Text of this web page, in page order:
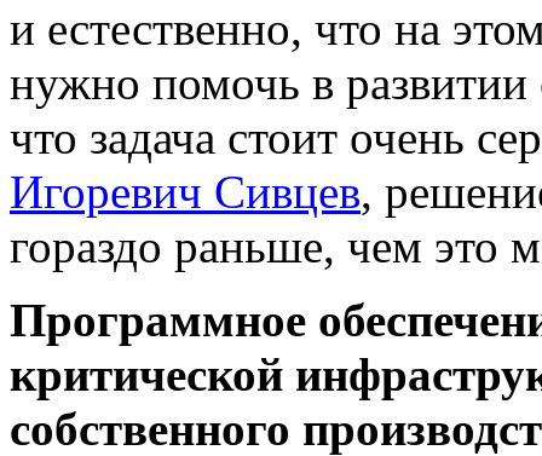
и естественно, что на
нужно помочь в развитии
что задача стоит очень
Игоревич Сивцев,
гораздо раньше, чем это
Программное
критической
собственного